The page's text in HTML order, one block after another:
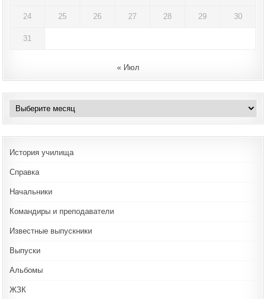
24 25 26 27 28 29 30
31
« Июл
Архивы
История училища
Справка
Начальники
Командиры и преподаватели
Известные выпускники
Выпуски
Альбомы
ЖЗК